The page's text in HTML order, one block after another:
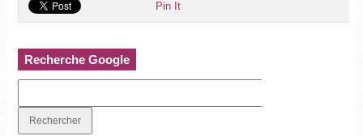
Pin It
Recherche Google